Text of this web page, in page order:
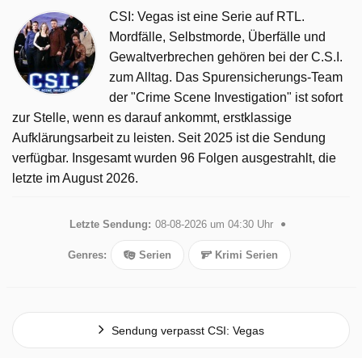
CSI: Vegas ist eine Serie auf RTL.
Mordfälle, Selbstmorde, Überfälle und
Gewaltverbrechen gehören bei der C.S.I.
zum Alltag. Das Spurensicherungs-Team
der "Crime Scene Investigation" ist sofort
zur Stelle, wenn es darauf ankommt, erstklassige
Aufklärungsarbeit zu leisten. Seit 2025 ist die Sendung
verfügbar. Insgesamt wurden 96 Folgen ausgestrahlt, die
letzte im August 2026.
Letzte Sendung: 08-08-2026 um 04:30 Uhr
Genres: Serien Krimi Serien
Sendung verpasst CSI: Vegas